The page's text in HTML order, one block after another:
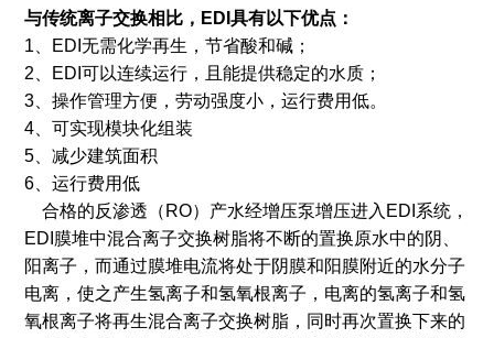
与传统离子交换相比，EDI具有以下优点：
1、EDI无需化学再生，节省酸和碱；
2、EDI可以连续运行，且能提供稳定的水质；
3、操作管理方便，劳动强度小，运行费用低。
4、可实现模块化组装
5、减少建筑面积
6、运行费用低
合格的反渗透（RO）产水经增压泵增压进入EDI系统，
EDI膜堆中混合离子交换树脂将不断的置换原水中的阴、
阳离子，而通过膜堆电流将处于阴膜和阳膜附近的水分子
电离，使之产生氢离子和氢氧根离子，电离的氢离子和氢
氧根离子将再生混合离子交换树脂，同时再次置换下来的